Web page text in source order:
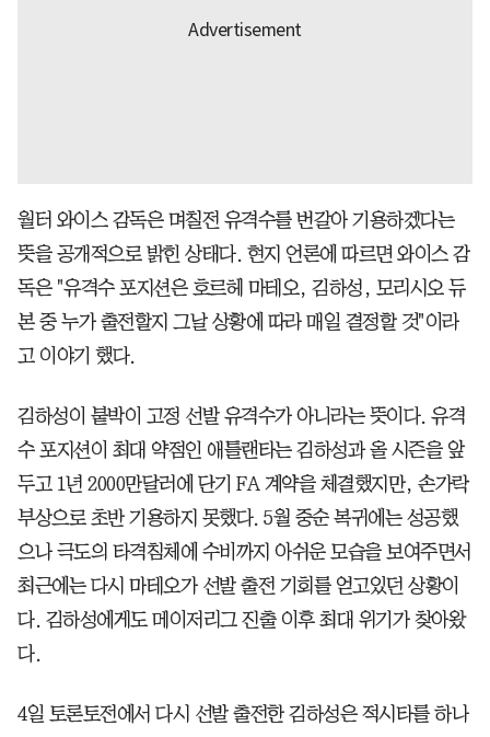
월터 와이스 감독은 며칠전 유격수를 번갈아 기용하겠다는
뜻을 공개적으로 밝힌 상태다. 현지 언론에 따르면 와이스 감
독은 "유격수 포지션은 호르헤 마테오, 김하성, 모리시오 듀
본 중 누가 출전할지 그날 상황에 따라 매일 결정할 것"이라
고 이야기 했다.
김하성이 붙박이 고정 선발 유격수가 아니라는 뜻이다. 유격
수 포지션이 최대 약점인 애틀랜타는 김하성과 올 시즌을 앞
두고 1년 2000만달러에 단기 FA 계약을 체결했지만, 손가락
부상으로 초반 기용하지 못했다. 5월 중순 복귀에는 성공했
으나 극도의 타격침체에 수비까지 아쉬운 모습을 보여주면서
최근에는 다시 마테오가 선발 출전 기회를 얻고있던 상황이
다. 김하성에게도 메이저리그 진출 이후 최대 위기가 찾아왔
다.
4일 토론토전에서 다시 선발 출전한 김하성은 적시타를 하나